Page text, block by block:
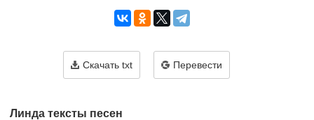
Скачать txt Перевести
Линда тексты песен